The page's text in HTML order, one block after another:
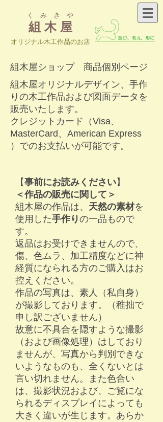
組 木 屋
く み き や
​オリジナル木工作品のお店
組木屋ショップ 商品個別ページ
組木屋オリジナルデザイン、手作
りの木工作品および図面データを
販売いたします。
クレジットカード（Visa、
MasterCard、American Express
）でのお支払いが可能です。
【事前にお読みください】
＜作品の販売に関して＞
​組木屋の作品は、 天然の素材を
使用した手作りの一品もので
す。
返品はお受けできませんので、
傷、色ムラ、加工精度などに神
経質になられる方のご購入はお
控えください。​
作品の写真は、素人（私自身）
が撮影しております。（稚拙で
申し訳ございません）
故意に不具合を隠すような撮影
（および画像処理）はしており
ませんが、写真から判別できな
いようなものも、全くないとは
言い切れません。また色合い
は、撮影状況および、ご覧にな
られるディスプレイによっても
大きく違いが生じます。あらか